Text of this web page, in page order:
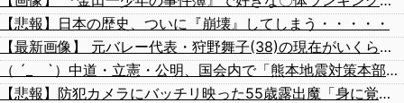
【悲報】日本の歴史、ついに『崩壊』してしまう・・・・・
【最新画像】 元バレー代表・狩野舞子(38)の現在がいくらなんでも即ハボすぎる！
（ ´_ゝ`）中道・立憲・公明、国会内で「熊本地震対策本部会議」各省庁からヒアリング・現地から意見聴取「パーティション、人手、宿泊施設の不足や、外国人実習生の方々にも対応してほしい」今日の午後、政府に要望書を提出
【悲報】防犯カメラにバッチリ映った55歳露出魔「身に覚えがありません」と容疑を否認。どう言い訳する気だこれ